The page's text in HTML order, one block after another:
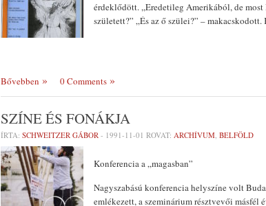
érdeklődött. ,,Eredetileg Amerikából, de most
született?” „És az ő szülei?” –
Bővebben 0 Comments
SZÍNE ÉS FONÁKJA
ÍRTA: SCHWEITZER GÁBOR - 1991-11-01 ROVAT: ARCHÍVUM, BELFÖLD
Konferencia a „magasban”
Nagyszabású konferencia helyszíne volt
emlékezett, a szeminárium résztvevői